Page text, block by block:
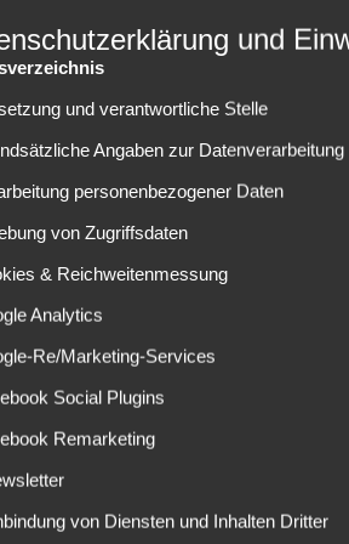
Vom und
und verantwortliche Stelle
Angaben zur Datenverarbeitung
personenbezogener Daten
von Zugriffsdaten
& Reichweitenmessung
Analytics
Re/Marketing-Services
Social Plugins
Remarketing
von Diensten und Inhalten Dritter